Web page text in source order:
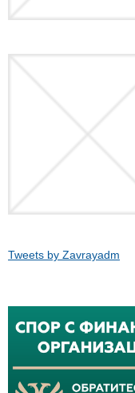
Tweets by Zavrayadm